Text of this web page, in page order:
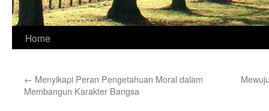
Home
← Menyikapi Peran Pengetahuan Moral dalam
Membangun Karakter Bangsa